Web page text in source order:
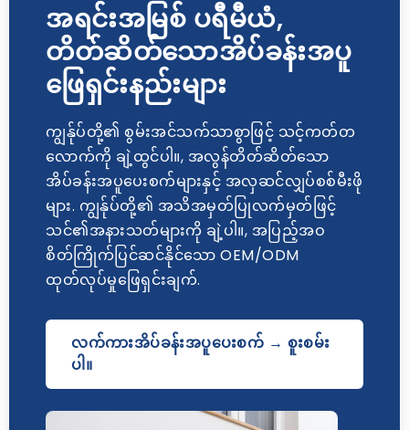
အရင်းအမြစ် ပရီမီယံ,
တိတ်ဆိတ်သောအိပ်ခန်းအပူ
ဖြေရှင်းနည်းများ
ကျွန်ုပ်တို့၏ စွမ်းအင်သက်သာစွာဖြင့် သင့်ကတ်တ
လောက်ကို ချဲ့ထွင်ပါ။, အလွန်တိတ်ဆိတ်သော
အိပ်ခန်းအပူပေးစက်များနှင့် အလှဆင်လျှပ်စစ်မီးဖို
များ. ကျွန်ုပ်တို့၏ အသိအမှတ်ပြုလက်မှတ်ဖြင့်
သင်၏အနားသတ်များကို ချဲ့ပါ။, အပြည့်အဝ
စိတ်ကြိုက်ပြင်ဆင်နိုင်သော OEM/ODM
ထုတ်လုပ်မှုဖြေရှင်းချက်.
လက်ကားအိပ်ခန်းအပူပေးစက် → စူးစမ်း
ပါ။